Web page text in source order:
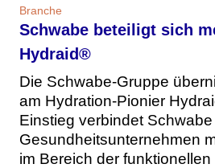
Branche
Schwabe beteiligt sich
Hydraid®
Die Schwabe-Gruppe
am Hydration-Pionier
Einstieg verbindet
Gesundheitsunternehmen
im Bereich der